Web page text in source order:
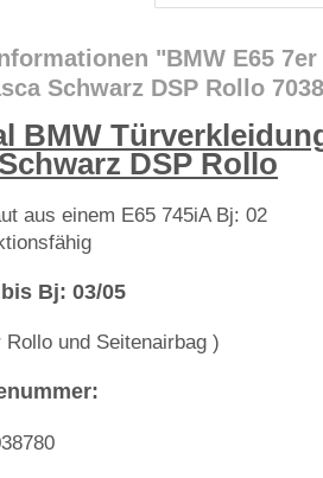
"BMW E65
Schwarz DSP Rollo
BMW
DSP Rollo
aus einem E65 745iA Bj: 02
Bj: 03/05
Rollo und Seitenairbag )